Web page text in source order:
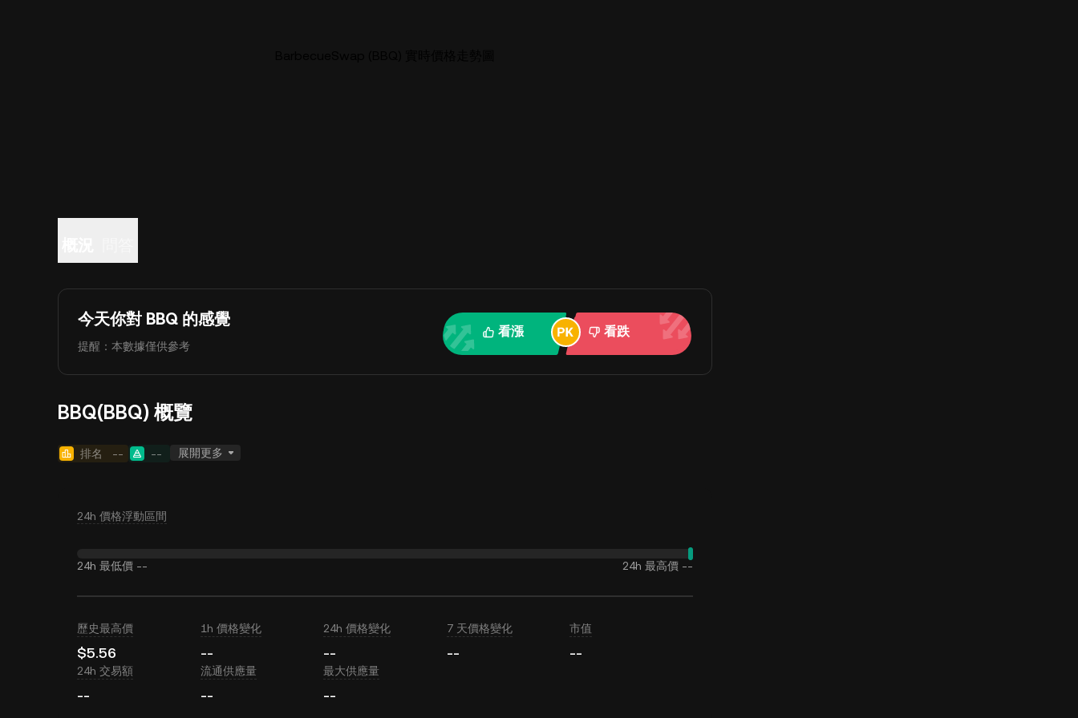
今天你對 BBQ 的感覺
提醒：本數據僅供參考
看漲 看跌
BBQ(BBQ) 概覽
排名 -- -- 展開更多
24h 價格浮動區間
24h 最低價 -- 24h 最高價 --
歷史最高價
$5.56
1h 價格變化
--
24h 價格變化
--
7 天價格變化
--
市值
--
24h 交易額
--
流通供應量
--
最大供應量
--